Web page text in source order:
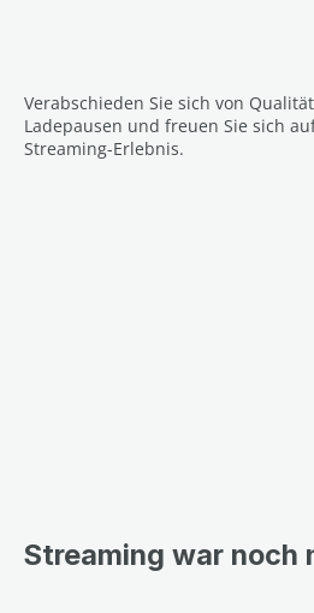
Verabschieden Sie sich von
Ladepausen und freuen Sie sich
Streaming-Erlebnis.
Streaming war noch